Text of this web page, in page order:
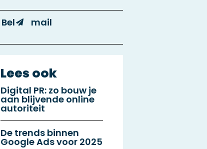
Bel mail
Lees ook
Digital PR: zo bouw je
aan blijvende online
autoriteit
De trends binnen
Google Ads voor 2025